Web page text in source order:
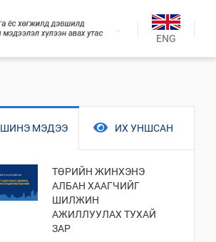
.
ENG
ШИНЭ МЭДЭЭ ИХ УНШСАН
ТӨРИЙН ЖИНХЭНЭ
АЛБАН ХААГЧИЙГ
ШИЛЖИН
АЖИЛЛУУЛАХ ТУХАЙ
ЗАР